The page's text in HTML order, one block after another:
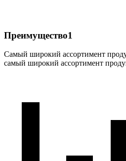
Преимущество1
Самый широкий ассортимент
самый широкий ассортимент